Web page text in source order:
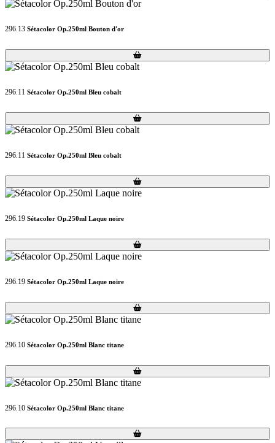
296.13 Sétacolor Op.250ml Bouton d'or
Loading...
Loading...
296.11 Sétacolor Op.250ml Bleu cobalt
Loading...
Loading...
296.11 Sétacolor Op.250ml Bleu cobalt
Loading...
Loading...
296.19 Sétacolor Op.250ml Laque noire
Loading...
Loading...
296.19 Sétacolor Op.250ml Laque noire
Loading...
Loading...
296.10 Sétacolor Op.250ml Blanc titane
Loading...
Loading...
296.10 Sétacolor Op.250ml Blanc titane
Loading...
Loading...